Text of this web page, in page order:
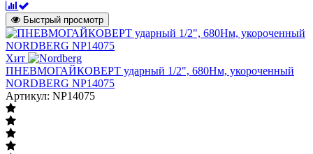
Быстрый просмотр
Хит
ПНЕВМОГАЙКОВЕРТ ударный 1/2", 680Нм, укороченный
NORDBERG NP14075
Артикул: NP14075